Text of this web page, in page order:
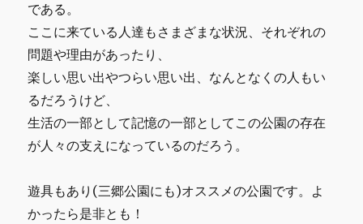
である。
ここに来ている人達もさまざまな状況、それぞれの
問題や理由があったり、
楽しい思い出やつらい思い出、なんとなくの人もい
るだろうけど、
生活の一部として記憶の一部としてこの公園の存在
が人々の支えになっているのだろう。
遊具もあり(三郷公園にも)オススメの公園です。よ
かったら是非とも！